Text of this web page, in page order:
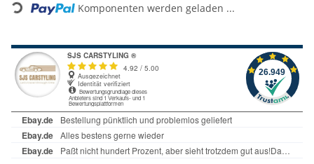
Loading... Komponenten werden geladen ...